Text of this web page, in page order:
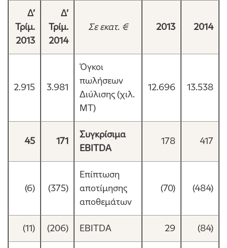
Δ’
Τρίμ.
2013
Δ’
Τρίμ.
2014
Σε εκατ. € 2013 2014
2.915 3.981
Όγκοι
πωλήσεων
Διύλισης (χιλ.
ΜΤ)
12.696 13.538
45 171
Συγκρίσιμα
EBITDA
178 417
(6) (375)
Επίπτωση
αποτίμησης
αποθεμάτων
(70) (484)
(11) (206) EBITDA 29 (84)